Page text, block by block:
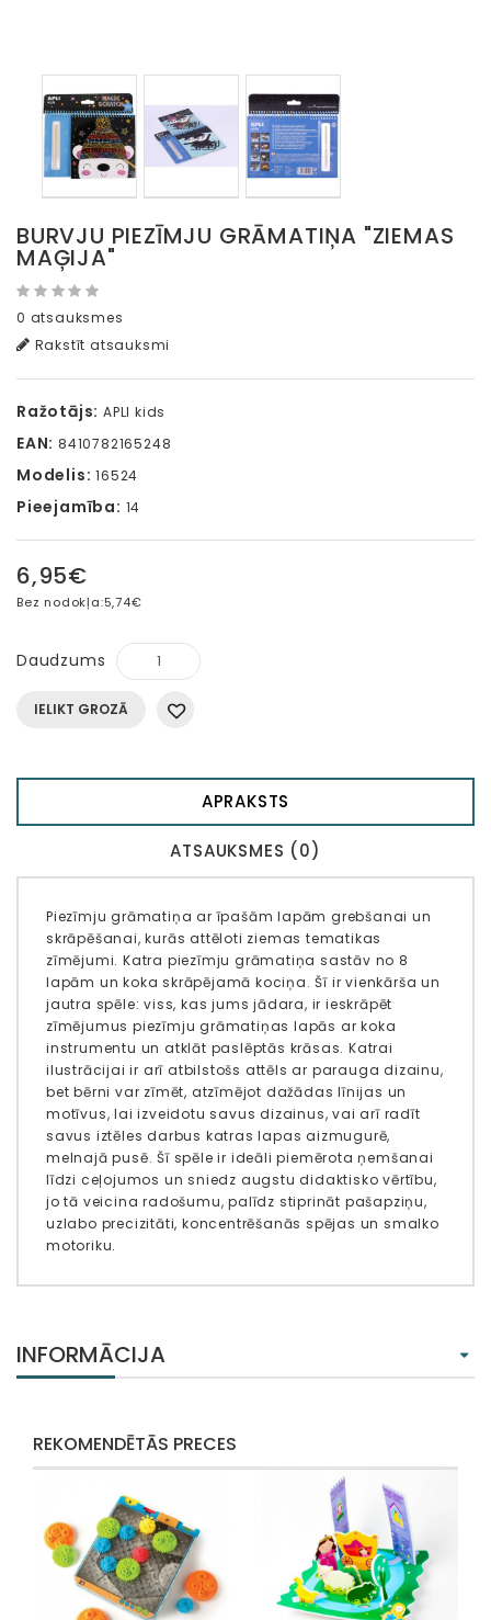
BURVJU PIEZĪMJU GRĀMATIŅA "ZIEMAS
MAĢIJA"
0 atsauksmes
Rakstīt atsauksmi
Ražotājs: APLI kids
EAN: 8410782165248
Modelis: 16524
Pieejamība: 14
6,95€
Bez nodokļa:5,74€
Daudzums
IELIKT GROZĀ
APRAKSTS
ATSAUKSMES (0)
Piezīmju grāmatiņa ar īpašām lapām grebšanai un
skrāpēšanai, kurās attēloti ziemas tematikas
zīmējumi. Katra piezīmju grāmatiņa sastāv no 8
lapām un koka skrāpējamā kociņa. Šī ir vienkārša un
jautra spēle: viss, kas jums jādara, ir ieskrāpēt
zīmējumus piezīmju grāmatiņas lapās ar koka
instrumentu un atklāt paslēptās krāsas. Katrai
ilustrācijai ir arī atbilstošs attēls ar parauga dizainu,
bet bērni var zīmēt, atzīmējot dažādas līnijas un
motīvus, lai izveidotu savus dizainus, vai arī radīt
savus iztēles darbus katras lapas aizmugurē,
melnajā pusē. Šī spēle ir ideāli piemērota ņemšanai
līdzi ceļojumos un sniedz augstu didaktisko vērtību,
jo tā veicina radošumu, palīdz stiprināt pašapziņu,
uzlabo precizitāti, koncentrēšanās spējas un smalko
motoriku.
INFORMĀCIJA
REKOMENDĒTĀS PRECES